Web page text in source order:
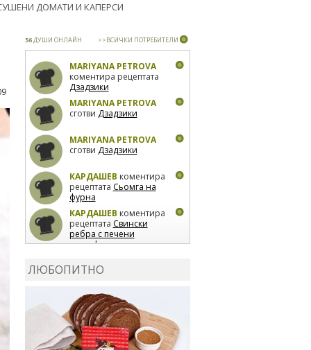
ДОМАТИ И КАПЕРСИ
56ДУШИ ОНЛАЙН >>ВСИЧКИ ПОТРЕБИТЕЛИ
MARIYANA PETROVA
коментира рецептата
Дзадзики
MARIYANA PETROVA
сготви Дзадзики
MARIYANA PETROVA
сготви Дзадзики
КАРДАШЕВ коментира
рецептата Сьомга на
фурна
КАРДАШЕВ коментира
рецептата Свински
ребра с печени
картофи
лимон
коментира рецептата
Киноа със зеленчуци
ЛЮБОПИТНО